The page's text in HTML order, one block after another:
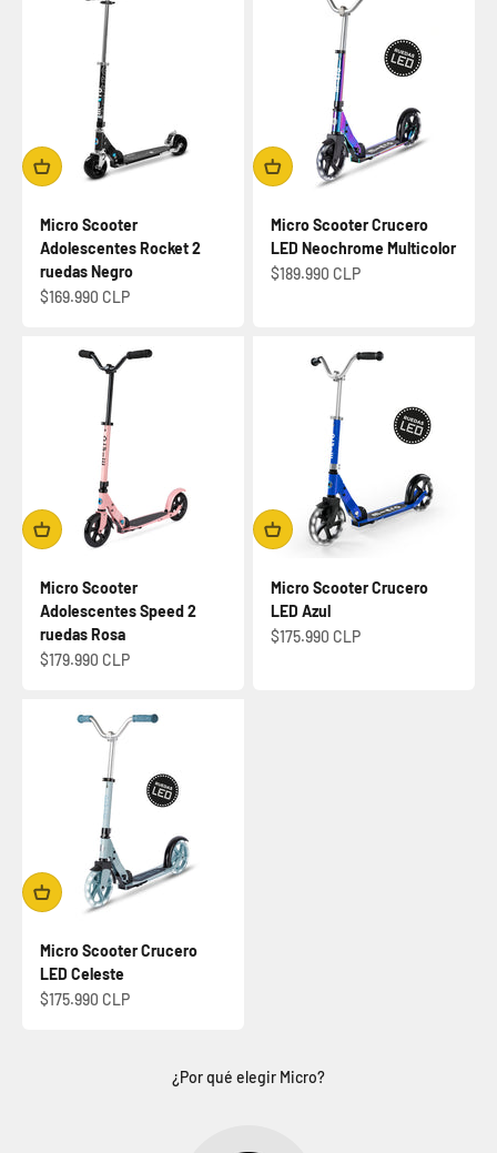
Micro Scooter
Adolescentes Rocket 2
ruedas Negro
Precio de oferta
$169.990 CLP
Micro Scooter Crucero
LED Neochrome Multicolor
Precio de oferta
$189.990 CLP
Micro Scooter
Adolescentes Speed 2
ruedas Rosa
Precio de oferta
$179.990 CLP
Micro Scooter Crucero
LED Azul
Precio de oferta
$175.990 CLP
Micro Scooter Crucero
LED Celeste
Precio de oferta
$175.990 CLP
¿Por qué elegir Micro?